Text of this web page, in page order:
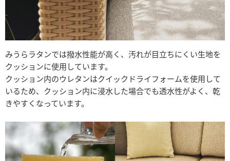
みうらラタンでは撥水性能が高く、汚れが目立ちにくい生地を
クッションに使用しています。
クッション内のウレタンはクイックドライフォームを使用して
いるため、クッション内に浸水した場合でも透水性がよく、乾
きやすくなっています。